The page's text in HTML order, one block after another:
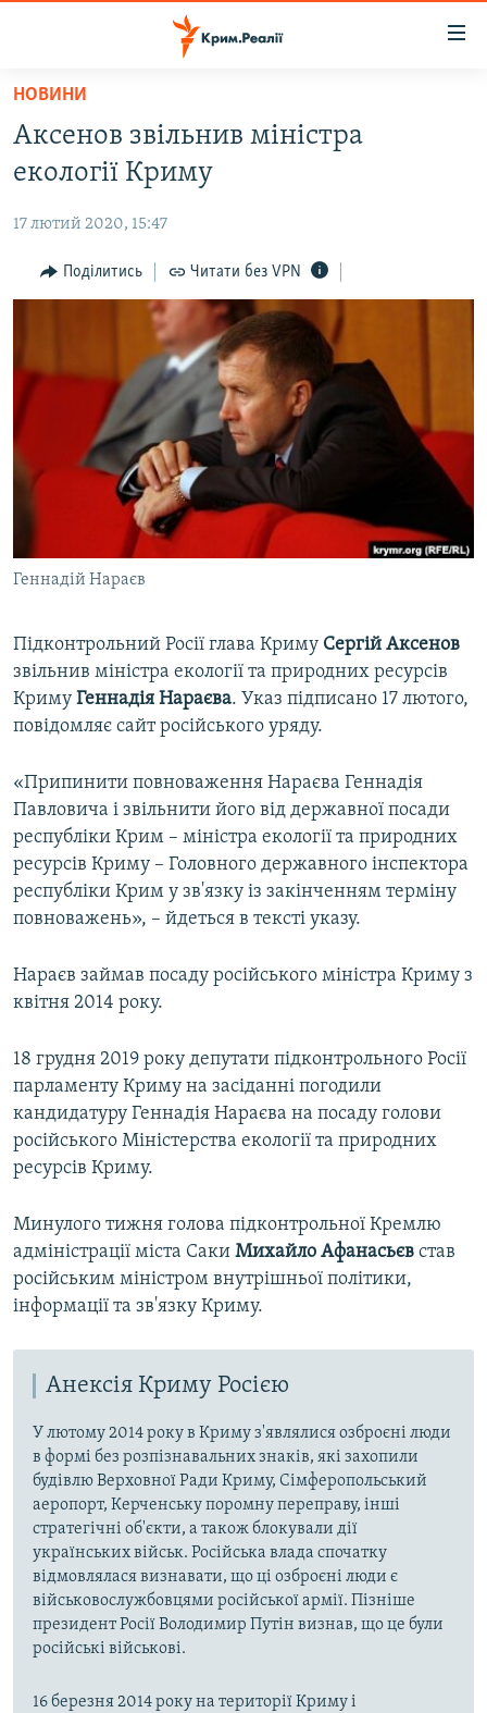
Перейти
основного
матеріалу
до
навігації
Перейти
ВІДЕО ТА ФОТО
ПОЛІТИКА
БЛОГИ
ВСЕ ЗА ДЕНЬ
СПЕЦПРОЕКТИ
ДЕПОРТАЦІЯ
ВІДЕОУРОКИ «ELIFBE»
СВІДЧЕННЯ ОКУПАЦІЇ
УКРАЇНСЬКА ПРОБЛЕМА КРИМУ
ЯК ОБІЙТИ БЛОКУВАННЯ
Qırımtatar
Усі сайти RFE/RL
НОВИНИ
Аксенов звільнив міністра
екології Криму
17 лютий 2020, 15:47
Поділитись Читати без VPN
Геннадій Нараєв
Підконтрольний Росії глава Криму Сергій Аксенов
звільнив міністра екології та природних ресурсів
Криму Геннадія Нараєва. Указ підписано 17 лютого,
повідомляє сайт російського уряду.
«Припинити повноваження Нараєва Геннадія
Павловича і звільнити його від державної посади
республіки Крим – міністра екології та природних
ресурсів Криму – Головного державного інспектора
республіки Крим у зв'язку із закінченням терміну
повноважень», – йдеться в тексті указу.
Нараєв займав посаду російського міністра Криму з
квітня 2014 року.
18 грудня 2019 року депутати підконтрольного Росії
парламенту Криму на засіданні погодили
кандидатуру Геннадія Нараєва на посаду голови
російського Міністерства екології та природних
ресурсів Криму.
Минулого тижня голова підконтрольної Кремлю
адміністрації міста Саки Михайло Афанасьєв став
російським міністром внутрішньої політики,
інформації та зв'язку Криму.
Анексія Криму Росією
У лютому 2014 року в Криму з'являлися озброєні люди
в формі без розпізнавальних знаків, які захопили
будівлю Верховної Ради Криму, Сімферопольський
аеропорт, Керченську поромну переправу, інші
стратегічні об'єкти, а також блокували дії
українських військ. Російська влада спочатку
відмовлялася визнавати, що ці озброєні люди є
військовослужбовцями російської армії. Пізніше
президент Росії Володимир Путін визнав, що це були
російські військові.
16 березня 2014 року на території Криму і